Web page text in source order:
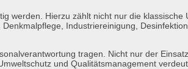
werden. Hierzu zählt nicht nur die
Industriereinigung,
tragen. Nicht nur der
und Qualitätsmanagement